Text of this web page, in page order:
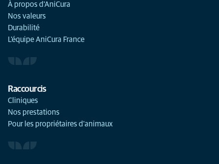
À propos d'AniCura
Nos valeurs
Durabilité
L'équipe AniCura France
Raccourcis
Cliniques
Nos prestations
Pour les propriétaires d'animaux